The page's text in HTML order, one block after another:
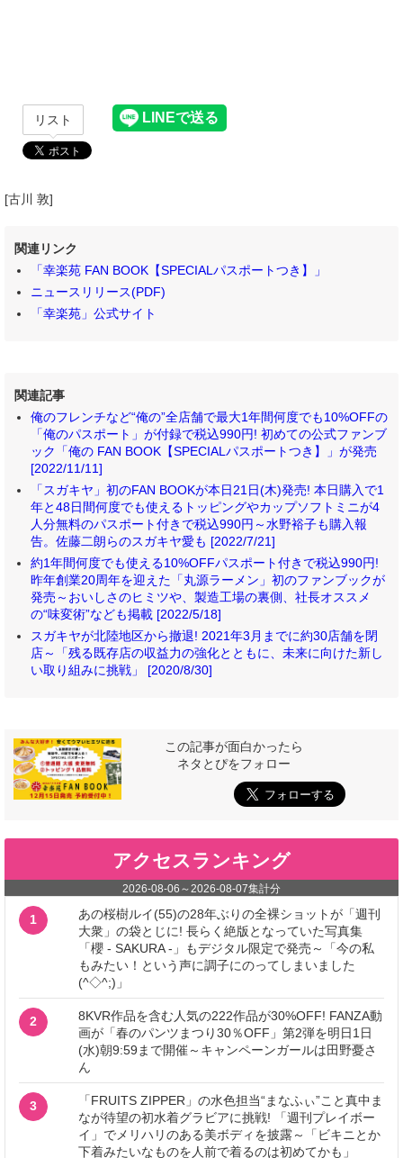
リスト
[古川 敦]
関連リンク
「幸楽苑 FAN BOOK【SPECIALパスポートつき】」
ニュースリリース(PDF)
「幸楽苑」公式サイト
関連記事
俺のフレンチなど“俺の”全店舗で最大1年間何度でも10%OFFの
「俺のパスポート」が付録で税込990円! 初めての公式ファンブ
ック「俺の FAN BOOK【SPECIALパスポートつき】」が発売
[2022/11/11]
「スガキヤ」初のFAN BOOKが本日21日(木)発売! 本日購入で1
年と48日間何度でも使えるトッピングやカップソフトミニが4
人分無料のパスポート付きで税込990円～水野裕子も購入報
告。佐藤二朗らのスガキヤ愛も [2022/7/21]
約1年間何度でも使える10%OFFパスポート付きで税込990円!
昨年創業20周年を迎えた「丸源ラーメン」初のファンブックが
発売～おいしさのヒミツや、製造工場の裏側、社長オススメ
の“味変術”なども掲載 [2022/5/18]
スガキヤが北陸地区から撤退! 2021年3月までに約30店舗を閉
店～「残る既存店の収益力の強化とともに、未来に向けた新し
い取り組みに挑戦」 [2020/8/30]
この記事が面白かったら
ネタとぴをフォロー
アクセスランキング
2026-08-06 ～2026-08-07集計分
1
あの桜樹ルイ(55)の28年ぶりの全裸ショットが「週刊
大衆」の袋とじに! 長らく絶版となっていた写真集
「櫻 - SAKURA -」もデジタル限定で発売～「今の私
もみたい！という声に調子にのってしまいました
(^◇^;)」
2
8KVR作品を含む人気の222作品が30%OFF! FANZA動
画が「春のパンツまつり30％OFF」第2弾を明日1日
(水)朝9:59まで開催～キャンペーンガールは田野憂さ
ん
3
「FRUITS ZIPPER」の水色担当“まなふぃ”こと真中ま
なが待望の初水着グラビアに挑戦! 「週刊プレイボー
イ」でメリハリのある美ボディを披露～「ビキニとか
下着みたいなものを人前で着るのは初めてかも」